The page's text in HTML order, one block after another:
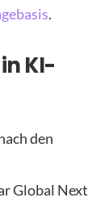
.
KI-
den
Global Next